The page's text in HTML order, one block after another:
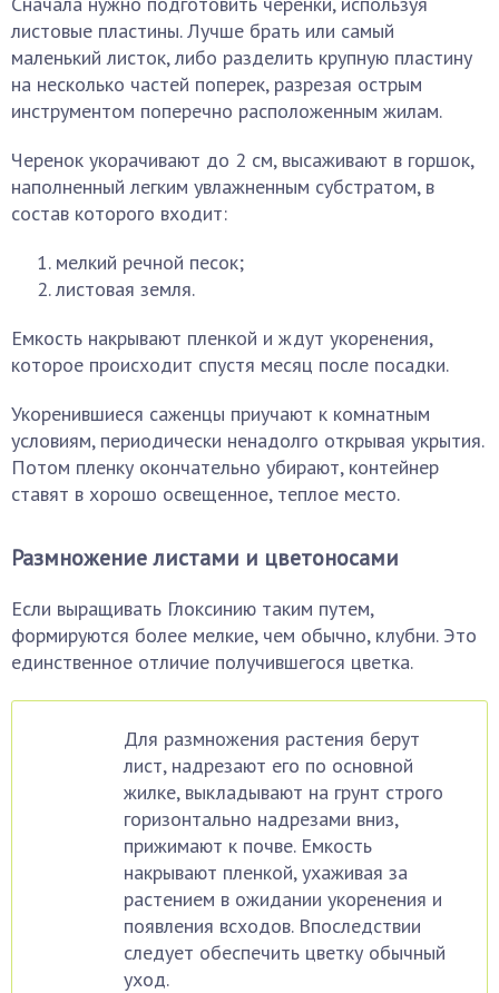
листовые пластины. Лучше брать или самый
маленький листок, либо разделить крупную пластину
на несколько частей поперек, разрезая острым
инструментом поперечно расположенным жилам.
Черенок укорачивают до 2 см, высаживают в горшок,
наполненный легким увлажненным субстратом, в
состав которого входит:
мелкий речной песок;
листовая земля.
Емкость накрывают пленкой и ждут укоренения,
которое происходит спустя месяц после посадки.
Укоренившиеся саженцы приучают к комнатным
условиям, периодически ненадолго открывая укрытия.
Потом пленку окончательно убирают, контейнер
ставят в хорошо освещенное, теплое место.
Размножение листами и цветоносами
Если выращивать Глоксинию таким путем,
формируются более мелкие, чем обычно, клубни. Это
единственное отличие получившегося цветка.
Для размножения растения берут
лист, надрезают его по основной
жилке, выкладывают на грунт строго
горизонтально надрезами вниз,
прижимают к почве. Емкость
накрывают пленкой, ухаживая за
растением в ожидании укоренения и
появления всходов. Впоследствии
следует обеспечить цветку обычный
уход.